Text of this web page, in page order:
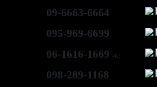
09-6663-6664
095-969-6699
06-1616-1669 (42)
098-289-1168